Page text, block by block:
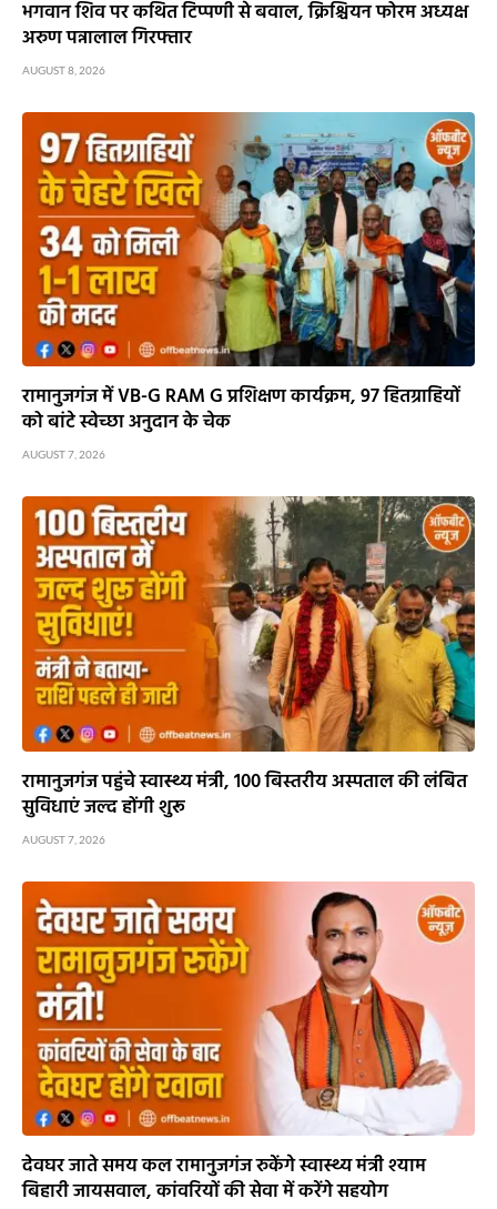
भगवान शिव पर कथित टिप्पणी से बवाल, क्रिश्चियन फोरम अध्यक्ष
अरुण पन्नालाल गिरफ्तार
AUGUST 8, 2026
रामानुजगंज में VB-G RAM G प्रशिक्षण कार्यक्रम, 97 हितग्राहियों
को बांटे स्वेच्छा अनुदान के चेक
AUGUST 7, 2026
रामानुजगंज पहुंचे स्वास्थ्य मंत्री, 100 बिस्तरीय अस्पताल की लंबित
सुविधाएं जल्द होंगी शुरू
AUGUST 7, 2026
देवघर जाते समय कल रामानुजगंज रुकेंगे स्वास्थ्य मंत्री श्याम
बिहारी जायसवाल, कांवरियों की सेवा में करेंगे सहयोग